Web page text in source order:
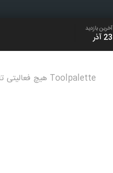
آخرین بازدید
23 آذر
Toolpalette هیچ فعالیتی تا کنون نداشته است